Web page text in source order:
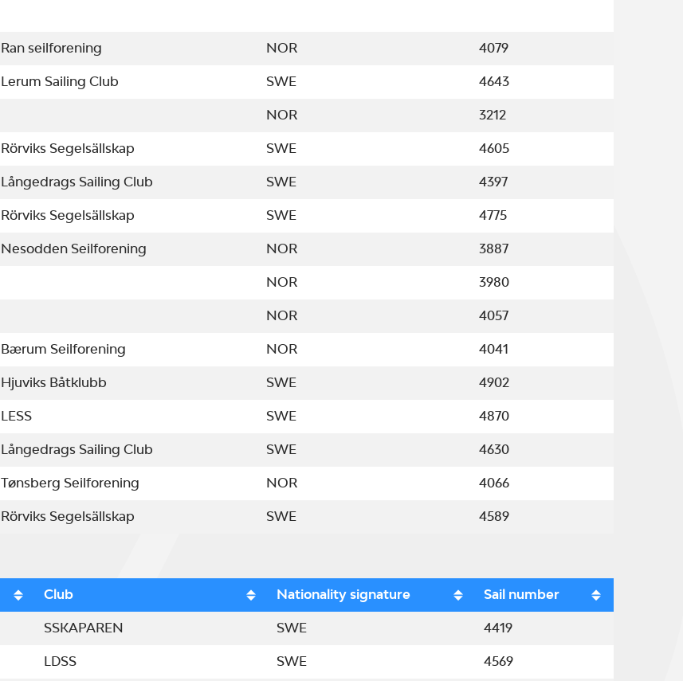
Ran seilforening NOR 4079
Lerum Sailing Club SWE 4643
NOR 3212
Rörviks Segelsällskap SWE 4605
Långedrags Sailing Club SWE 4397
Rörviks Segelsällskap SWE 4775
Nesodden Seilforening NOR 3887
NOR 3980
NOR 4057
Bærum Seilforening NOR 4041
Hjuviks Båtklubb SWE 4902
LESS SWE 4870
Långedrags Sailing Club SWE 4630
Tønsberg Seilforening NOR 4066
Rörviks Segelsällskap SWE 4589
Club Nationality signature Sail number
SSKAPAREN SWE 4419
LDSS SWE 4569